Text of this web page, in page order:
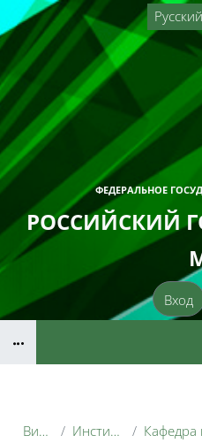
Перейти к основному
ФЕДЕРАЛЬНОЕ
РОССИЙСКИЙ
Вход
Витрина курсов 3KL Институт экономики и управления АПК